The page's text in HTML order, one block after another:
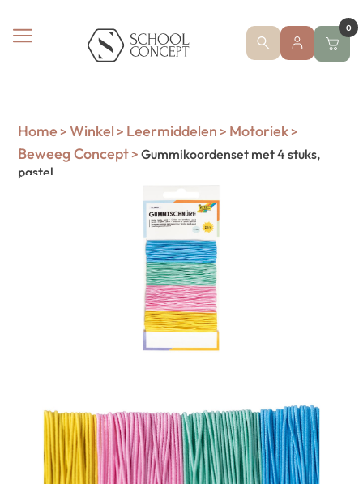
0
Home > Winkel > Leermiddelen > Motoriek>
Beweeg Concept> Gummikoordenset met 4 stuks,
pastel